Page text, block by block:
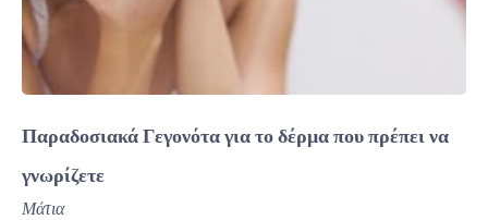
Παραδοσιακά Γεγονότα για το δέρμα που πρέπει να
γνωρίζετε
Μάτια